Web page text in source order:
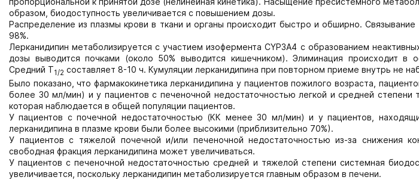
образом, биодоступность увеличивается с повышением дозы.
Распределение из плазмы крови в ткани и органы происходит быстро и обширно.
98%.
Лерканидипин метаболизируется с участием изофермента CYP3A4 с образованием
дозы выводится почками (около 50% выводится кишечником). Элиминация происходит в
Средний T1/2 составляет 8-10 ч. Кумуляции лерканидипина при повторном приеме внутрь не
Было показано, что фармакокинетика лерканидипина у пациентов пожилого возраста,
более 30 мл/мин) и у пациентов с печеночной недостаточностью легкой и средней степени
которая наблюдается в общей популяции пациентов.
У пациентов с почечной недостаточностью (КК менее 30 мл/мин) и у пациентов,
лерканидипина в плазме крови были более высокими (приблизительно 70%).
У пациентов с тяжелой почечной и/или печеночной недостаточностью из-за снижения
свободная фракция лерканидипина может увеличиваться.
У пациентов с печеночной недостаточностью средней и тяжелой степени системная
увеличивается, поскольку лерканидипин метаболизируется главным образом в печени.